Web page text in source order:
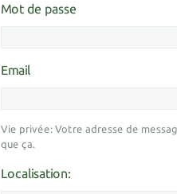
Mot de passe
Email
Vie privée: Votre adresse de
que ça.
Localisation: